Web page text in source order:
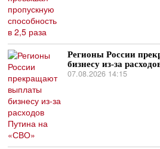
Регионы России
бизнесу из-за
07.08.2026 14:15